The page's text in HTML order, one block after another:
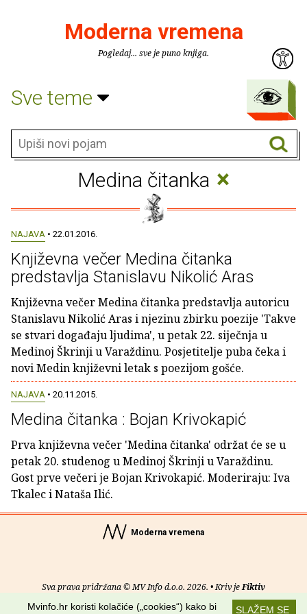
Moderna vremena
Pogledaj... sve je puno knjiga.
Sve teme
Medina čitanka ×
NAJAVA • 22.01.2016.
Književna večer Medina čitanka
predstavlja Stanislavu Nikolić Aras
Književna večer Medina čitanka predstavlja autoricu
Stanislavu Nikolić Aras i njezinu zbirku poezije 'Takve
se stvari događaju ljudima', u petak 22. siječnja u
Medinoj Škrinji u Varaždinu. Posjetitelje puba čeka i
novi Medin književni letak s poezijom gošće.
NAJAVA • 20.11.2015.
Medina čitanka : Bojan Krivokapić
Prva književna večer 'Medina čitanka' održat će se u
petak 20. studenog u Medinoj Škrinji u Varaždinu.
Gost prve večeri je Bojan Krivokapić. Moderiraju: Iva
Tkalec i Nataša Ilić.
Moderna vremena
Sva prava pridržana © MV Info d.o.o. 2026. • Kriv jeFiktiv
SLAŽEM SE
Mvinfo.hr koristi kolačiće („cookies“) kako bi